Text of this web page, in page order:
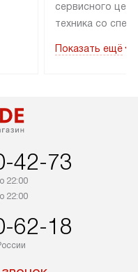
сервисного
техника со
наличии
и канализации,
сайте в
Показать ещё
42-73
22:00
22:00
62-18